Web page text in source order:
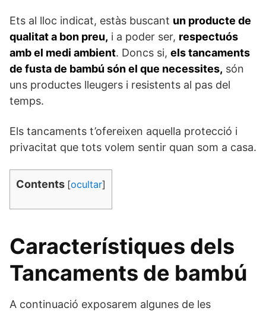
Ets al lloc indicat, estàs buscant un producte de
qualitat a bon preu, i a poder ser, respectuós
amb el medi ambient. Doncs si, els tancaments
de fusta de bambú són el que necessites, són
uns productes lleugers i resistents al pas del
temps.
Els tancaments t’ofereixen aquella protecció i
privacitat que tots volem sentir quan som a casa.
Contents [ocultar]
Característiques dels
Tancaments de bambú
A continuació exposarem algunes de les